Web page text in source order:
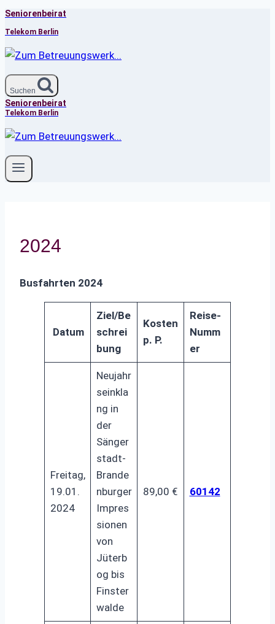
Zum
Inhalt
springen
Seniorenbeirat
Telekom Berlin
Suchen
Seniorenbeirat
Telekom Berlin
2024
Busfahrten 2024
Datum
Ziel/Be
schrei
bung
Kosten
p. P.
Reise-
Numm
er
Freitag,
19.01.
2024
Neujahr
seinkla
ng in
der
Sänger
stadt-
Brande
nburger
Impres
sionen
von
Jüterb
og bis
Finster
walde
89,00 € 60142